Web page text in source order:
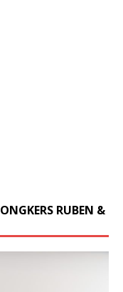
RUBEN &